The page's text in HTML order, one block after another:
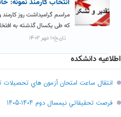
انتخاب کارمند نمونه:
مراسم گرامیداشت روز
که طی یکسال گذشته به
تاریخ۱۰ مهر ۱۴۰۲
اطلاعیه دانشکده
انتقال ساعت امتحان آزمون هاي
فرصت تحقيقاتي نیمسال دوم ۱۴۰۴-۱۴۰۵